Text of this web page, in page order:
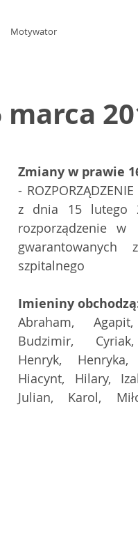
Motywator
Zmiany w prawie
-
z dnia 15 lutego
rozporządzenie w
gwarantowanych
szpitalnego
Imieniny
Abraham,
Budzimir,  Cyriak,
Henryk,
Hiacynt, Hilary,
Julian, Karol,